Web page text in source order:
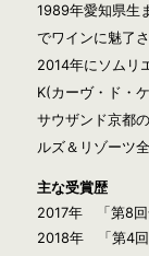
1989年愛知県生
でワインに魅了
2014年にソムリ
K(カーヴ・ド・
サウザンド京都
ルズ＆リゾーツ
主な受賞歴
2017年 「第8回
2018年 「第4回